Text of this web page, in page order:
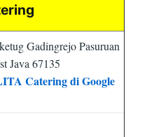
Gadingrejo Pasuruan
Java 67135
Catering di Google